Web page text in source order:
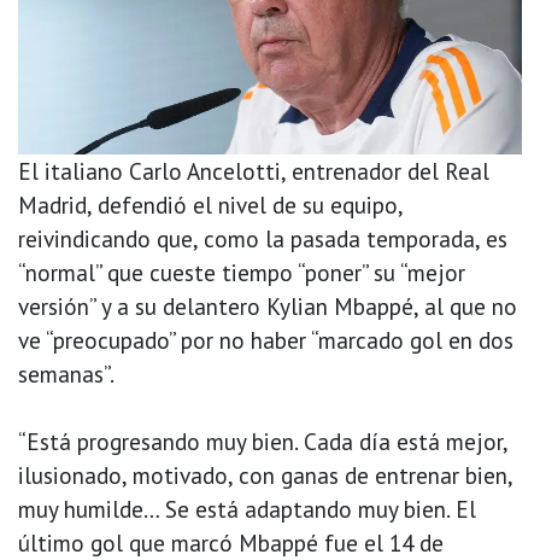
El italiano Carlo Ancelotti, entrenador del Real
Madrid, defendió el nivel de su equipo,
reivindicando que, como la pasada temporada, es
“normal” que cueste tiempo “poner” su “mejor
versión” y a su delantero Kylian Mbappé, al que no
ve “preocupado” por no haber “marcado gol en dos
semanas”.
“Está progresando muy bien. Cada día está mejor,
ilusionado, motivado, con ganas de entrenar bien,
muy humilde… Se está adaptando muy bien. El
último gol que marcó Mbappé fue el 14 de